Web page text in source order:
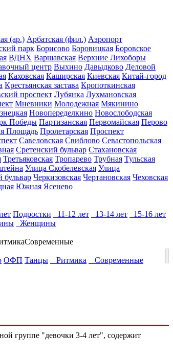
(ар.) Арбатская (фил.) Аэропорт
парк Борисово Боровицкая Боровское
ВДНХ Варшавская Верхние Лихоборы
центр Выхино Давыдково Деловой
Каховская Каширская Киевская Китай-город
Крестьянская застава Кропоткинская
проспект Лубянка Лухмановская
Мневники Молодежная Мякинино
Новопеределкино Новослободская
Победы Партизанская Первомайская Перово
Площадь Пролетарская Проспект
Савеловская Свиблово Севастопольская
Сретенский бульвар Стахановская
Третьяковская Тропарево Трубная Тульская
Улица Скобелевская Улица
бульвар Черкизовская Чертановская Чеховская
Южная Ясенево
Подростки 11-12 лет 13-14 лет
15-16 лет
Женщины
Современные
ОФП Танцы Ритмика
Современные
группе "девочки 3-4 лет", содержит